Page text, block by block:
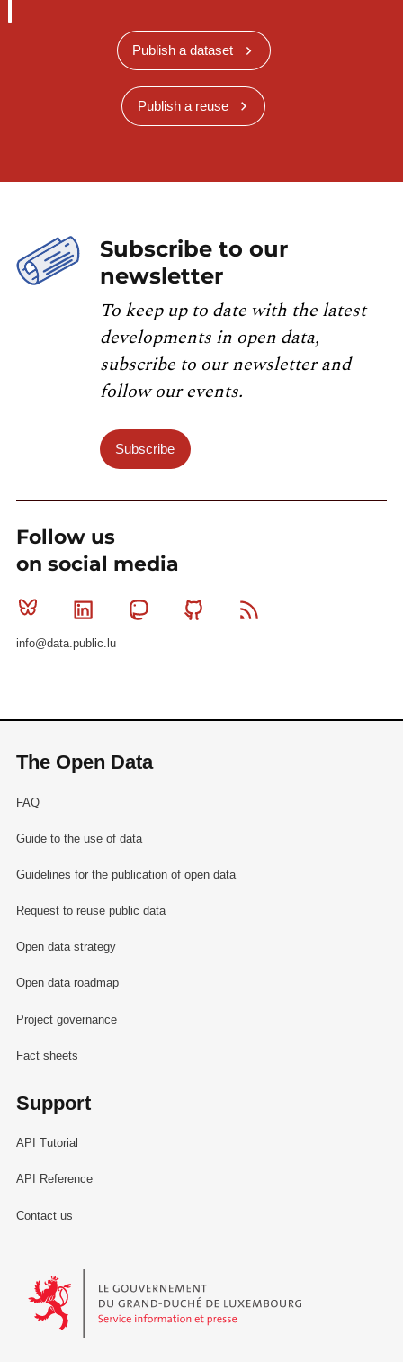
Publish a dataset
Publish a reuse
Subscribe to our
newsletter
To keep up to date with the latest
developments in open data,
subscribe to our newsletter and
follow our events.
Subscribe
Follow us
on social media
Bluesky Linkedin MastodonGithub
info@data.public.lu
The Open Data
FAQ
Guide to the use of data
Guidelines for the publication of open data
Request to reuse public data
Open data strategy
Open data roadmap
Project governance
Fact sheets
Support
API Tutorial
API Reference
Contact us
Le Gouvernement du Grand-Duché de Luxembourg - Service